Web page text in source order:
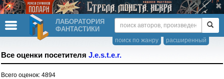
ЛАБОРАТОРИЯ
ФАНТАСТИКИ
расширенный
поиск по жанру
Все оценки посетителя J.e.s.t.e.r.
Всего оценок: 4894